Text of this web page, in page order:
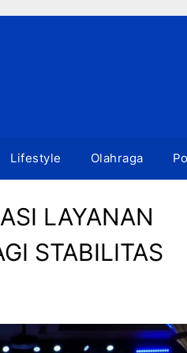
Lifestyle Olahraga
LAYANAN
STABILITAS